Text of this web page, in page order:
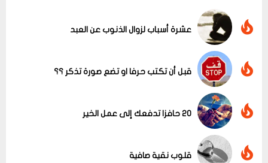
عشرة أسباب لزوال الذنوب عن العبد
قبل أن تكتب حرفا او تضع صورة تذكر ؟؟
20 حافزا تدفعك إلى عمل الخير
قلوب نقية صافية